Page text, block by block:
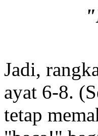
Jadi,
ayat 6-8.
tetap